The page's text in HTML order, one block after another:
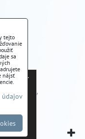
údajov
tejto
sa
nájsť
údajov
cookies.
a
na